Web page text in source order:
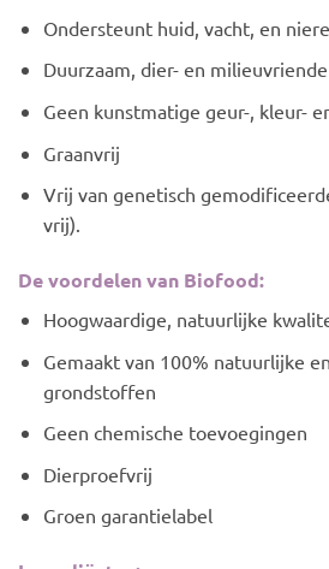
Ondersteunt huid, vacht, en
Duurzaam, dier- en
Geen kunstmatige geur-, kleur-
Graanvrij
Vrij van genetisch
vrij).
De voordelen van Biofood:
Hoogwaardige, natuurlijke
Gemaakt van 100% natuurlijke
grondstoffen
Geen chemische toevoegingen
Dierproefvrij
Groen garantielabel